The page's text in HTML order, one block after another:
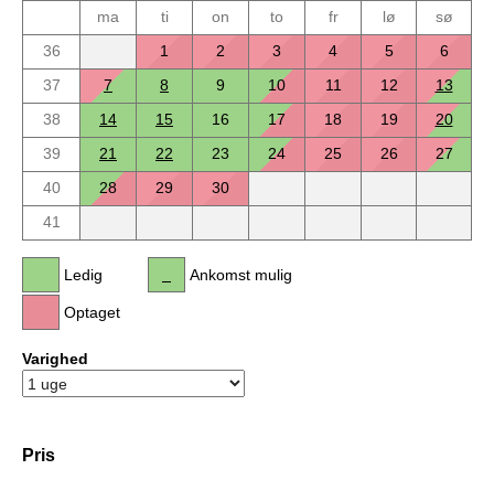
ma
ti on to fr lø
sø
36
1 2 3 4 5
6
37
7 8 9 10 11 12
13
38
14 15 16 17 18 19
20
39
21 22 23 24 25 26
27
40
28 29
30
41
Ledig
Optaget
Ankomst mulig
Varighed
Pris